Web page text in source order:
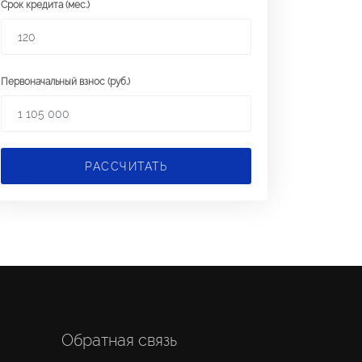
Срок кредита (мес.)
Первоначальный взнос (руб.)
РАССЧИТАТЬ
Обратная связь